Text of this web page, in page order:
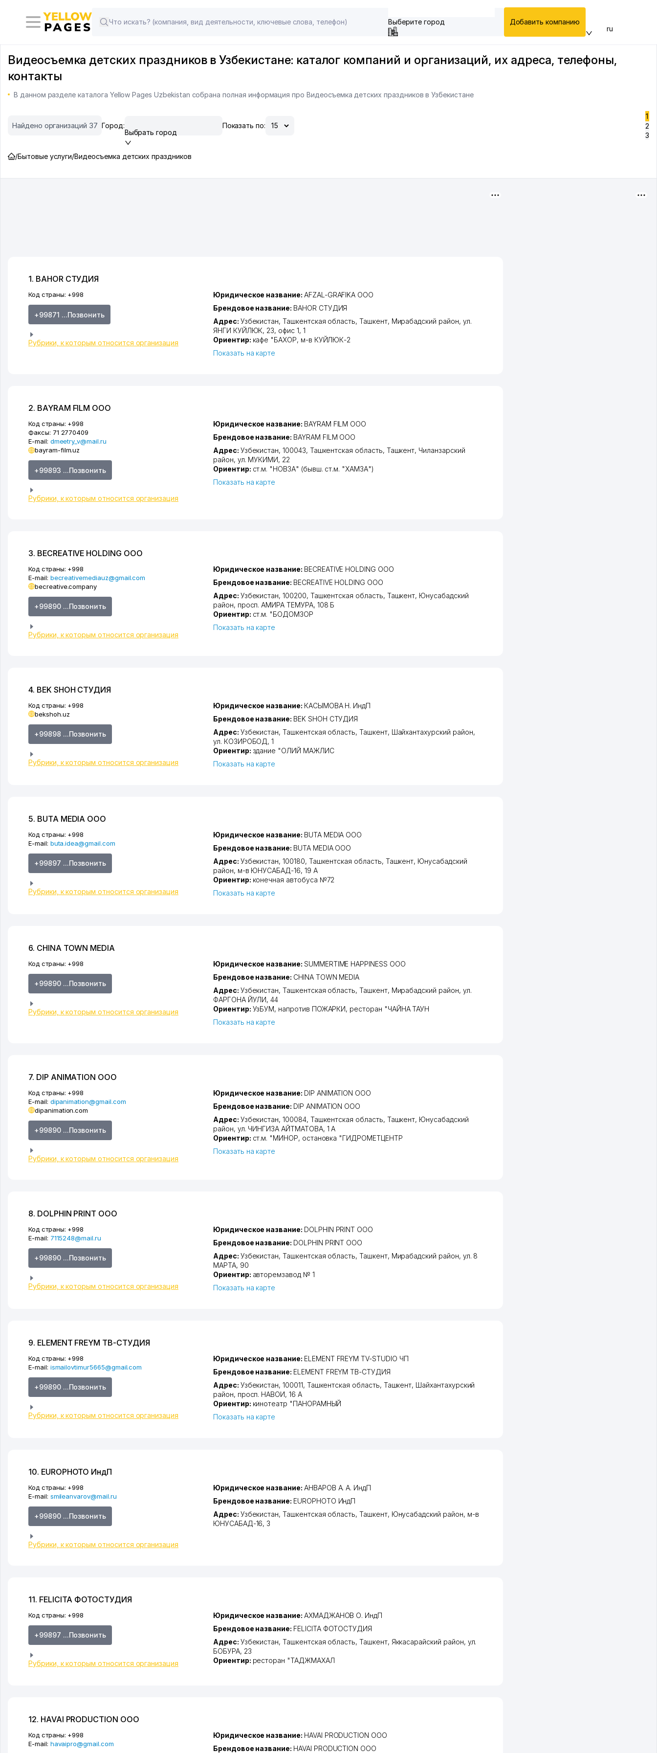
Выберите город Добавить компанию
ru
Видеосъемка детских праздников в Узбекистане: каталог компаний и организаций, их адреса, телефоны,
контакты
В данном разделе каталога Yellow Pages Uzbekistan собрана полная информация про Видеосъемка детских праздников в Узбекистане
Найдено организаций 37 Город:
Выбрать город
Показать по:
1
2
3
/Бытовые услуги/Видеосъемка детских праздников
1. BAHOR СТУДИЯ
Код страны: +998
+99871 ...Позвонить
Рубрики, к которым относится организация
Юридическое название: AFZAL-GRAFIKA ООО
Брендовое название: BAHOR СТУДИЯ
Адрес: Узбекистан,Ташкентская область,Ташкент, Мирабадский район, ул.
ЯНГИ КУЙЛЮК, 23, офис 1, 1
Ориентир: кафе "БАХОР, м-в КУЙЛЮК-2
Показать на карте
2. BAYRAM FILM ООО
Код страны: +998
Факсы: 71 2770409
E-mail: dmeetry_v@mail.ru
bayram-film.uz
+99893 ...Позвонить
Рубрики, к которым относится организация
Юридическое название: BAYRAM FILM ООО
Брендовое название: BAYRAM FILM ООО
Адрес: Узбекистан, 100043, Ташкентская область, Ташкент, Чиланзарский
район, ул. МУКИМИ, 22
Ориентир: ст.м. "НОВЗА" (бывш. ст.м. "ХАМЗА")
Показать на карте
3. BECREATIVE HOLDING ООО
Код страны: +998
E-mail: becreativemediauz@gmail.com
becreative.company
+99890 ...Позвонить
Рубрики, к которым относится организация
Юридическое название: BECREATIVE HOLDING ООО
Брендовое название: BECREATIVE HOLDING ООО
Адрес: Узбекистан, 100200, Ташкентская область, Ташкент, Юнусабадский
район, просп. АМИРА ТЕМУРА, 108 Б
Ориентир: ст.м. "БОДОМЗОР
Показать на карте
4. BEK SHOH СТУДИЯ
Код страны: +998
bekshoh.uz
+99898 ...Позвонить
Рубрики, к которым относится организация
Юридическое название: КАСЫМОВА Н. ИндП
Брендовое название: BEK SHOH СТУДИЯ
Адрес: Узбекистан,Ташкентская область,Ташкент, Шайхантахурский район,
ул. КОЗИРОБОД, 1
Ориентир: здание "ОЛИЙ МАЖЛИС
Показать на карте
5. BUTA MEDIA ООО
Код страны: +998
E-mail: buta.idea@gmail.com
+99897 ...Позвонить
Рубрики, к которым относится организация
Юридическое название: BUTA MEDIA ООО
Брендовое название: BUTA MEDIA ООО
Адрес: Узбекистан, 100180, Ташкентская область, Ташкент, Юнусабадский
район, м-в ЮНУСАБАД-16, 19 А
Ориентир: конечная автобуса №72
Показать на карте
6. CHINA TOWN MEDIA
Код страны: +998
+99890 ...Позвонить
Рубрики, к которым относится организация
Юридическое название: SUMMERTIME HAPPINESS ООО
Брендовое название: CHINA TOWN MEDIA
Адрес: Узбекистан,Ташкентская область,Ташкент, Мирабадский район, ул.
ФАРГОНА ЙУЛИ, 44
Ориентир: УзБУМ, напротив ПОЖАРКИ, ресторан "ЧАЙНА ТАУН
Показать на карте
7. DIP ANIMATION ООО
Код страны: +998
E-mail: dipanimation@gmail.com
dipanimation.com
+99890 ...Позвонить
Рубрики, к которым относится организация
Юридическое название: DIP ANIMATION ООО
Брендовое название: DIP ANIMATION ООО
Адрес: Узбекистан, 100084, Ташкентская область, Ташкент, Юнусабадский
район, ул. ЧИНГИЗА АЙТМАТОВА, 1 А
Ориентир: ст.м. "МИНОР, остановка "ГИДРОМЕТЦЕНТР
Показать на карте
8. DOLPHIN PRINT ООО
Код страны: +998
E-mail: 7115248@mail.ru
+99890 ...Позвонить
Рубрики, к которым относится организация
Юридическое название: DOLPHIN PRINT ООО
Брендовое название: DOLPHIN PRINT ООО
Адрес: Узбекистан,Ташкентская область,Ташкент, Мирабадский район, ул. 8
МАРТА, 90
Ориентир: авторемзавод № 1
Показать на карте
9. ELEMENT FREYM ТВ-СТУДИЯ
Код страны: +998
E-mail: ismailovtimur5665@gmail.com
+99890 ...Позвонить
Рубрики, к которым относится организация
Юридическое название: ELEMENT FREYM TV-STUDIO ЧП
Брендовое название: ELEMENT FREYM ТВ-СТУДИЯ
Адрес: Узбекистан, 100011, Ташкентская область, Ташкент, Шайхантахурский
район, просп. НАВОИ, 16 А
Ориентир: кинотеатр "ПАНОРАМНЫЙ
Показать на карте
10. EUROPHOTO ИндП
Код страны: +998
E-mail: smileanvarov@mail.ru
+99890 ...Позвонить
Рубрики, к которым относится организация
Юридическое название: АНВАРОВ А. А. ИндП
Брендовое название: EUROPHOTO ИндП
Адрес: Узбекистан,Ташкентская область,Ташкент, Юнусабадский район, м-в
ЮНУСАБАД-16, 3
11. FELICITA ФОТОСТУДИЯ
Код страны: +998
+99897 ...Позвонить
Рубрики, к которым относится организация
Юридическое название: АХМАДЖАНОВ О. ИндП
Брендовое название: FELICITA ФОТОСТУДИЯ
Адрес: Узбекистан,Ташкентская область,Ташкент, Яккасарайский район, ул.
БОБУРА, 23
Ориентир: ресторан "ТАДЖМАХАЛ
12. HAVAI PRODUCTION ООО
Код страны: +998
E-mail: havaipro@gmail.com
Юридическое название: HAVAI PRODUCTION ООО
Брендовое название: HAVAI PRODUCTION ООО